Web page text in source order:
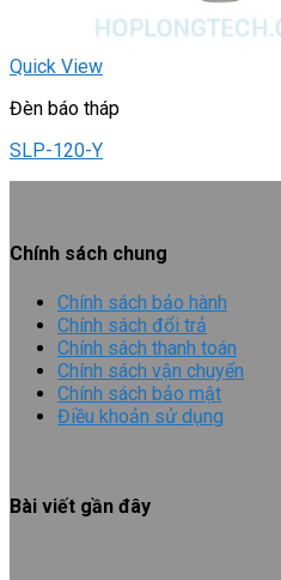
Quick View
Đèn báo tháp
SLP-120-Y
Chính sách chung
Chính sách bảo hành
Chính sách đổi trả
Chính sách thanh toán
Chính sách vận chuyển
Chính sách bảo mật
Điều khoản sử dụng
Bài viết gần đây